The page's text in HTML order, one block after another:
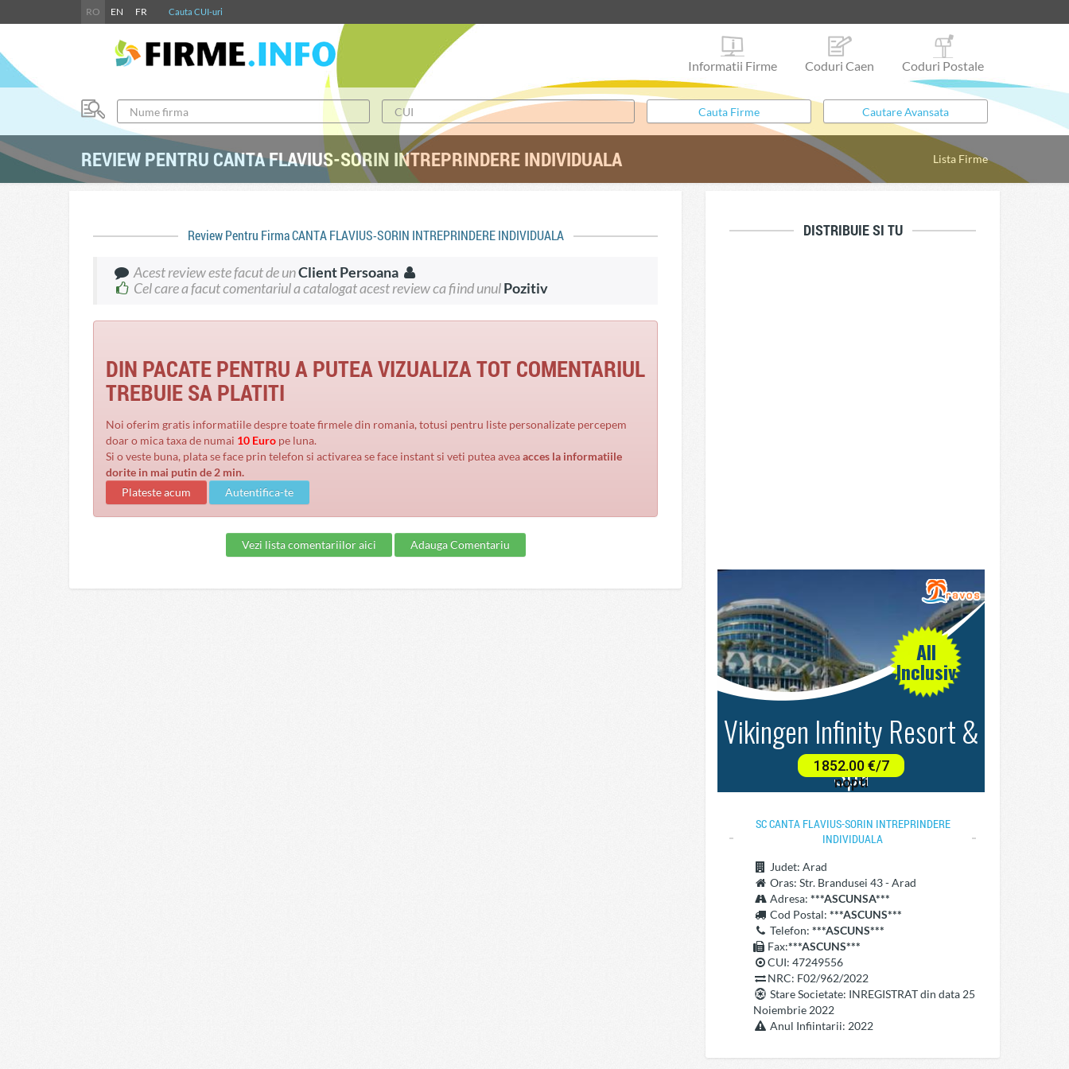
RO EN FR Cauta CUI-uri
Informatii Firme Coduri Caen Coduri Postale
REVIEW PENTRU CANTA FLAVIUS-SORIN INTREPRINDERE INDIVIDUALA Lista Firme
Review Pentru Firma CANTA FLAVIUS-SORIN INTREPRINDERE INDIVIDUALA
Acest review este facut de unClient Persoana
Cel care a facut comentariul a catalogat acest review ca fiind unulPozitiv
DIN PACATE PENTRU A PUTEA VIZUALIZA TOT COMENTARIUL
TREBUIE SA PLATITI
Noi oferim gratis informatiile despre toate firmele din romania, totusi pentru liste personalizate percepem
doar o mica taxa de numai 10 Euro pe luna.
Si o veste buna, plata se face prin telefon si activarea se face instant si veti putea aveaacces la informatiile
dorite in mai putin de 2 min.
Plateste acum
Autentifica-te
Vezi lista comentariilor aici Adauga Comentariu
DISTRIBUIE SI TU
SC CANTA FLAVIUS-SORIN INTREPRINDERE
INDIVIDUALA
Judet: Arad
Oras: Str. Brandusei 43 - Arad
Adresa: ***ASCUNSA***
Cod Postal: ***ASCUNS***
Telefon: ***ASCUNS***
Fax:***ASCUNS***
CUI: 47249556
NRC: F02/962/2022
Stare Societate: INREGISTRAT din data 25
Noiembrie 2022
Anul Infiintarii: 2022